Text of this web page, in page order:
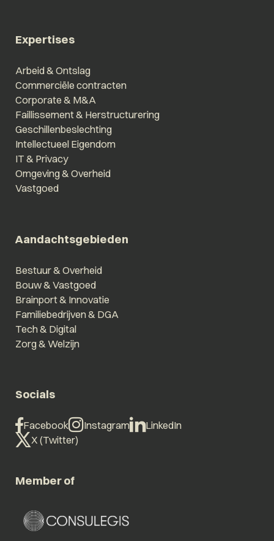
Expertises
Arbeid & Ontslag
Commerciële contracten
Corporate & M&A
Faillissement & Herstructurering
Geschillenbeslechting
Intellectueel Eigendom
IT & Privacy
Omgeving & Overheid
Vastgoed
Aandachtsgebieden
Bestuur & Overheid
Bouw & Vastgoed
Brainport & Innovatie
Familiebedrijven & DGA
Tech & Digital
Zorg & Welzijn
Socials
Facebook Instagram
LinkedIn
X (Twitter)
Member of